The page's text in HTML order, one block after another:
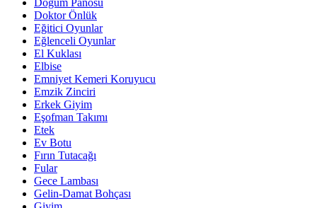
Doktor Önlük
Eğitici Oyunlar
Eğlenceli Oyunlar
El Kuklası
Elbise
Emniyet Kemeri Koruyucu
Emzik Zinciri
Erkek Giyim
Eşofman Takımı
Etek
Ev Botu
Fırın Tutacağı
Fular
Gece Lambası
Gelin-Damat Bohçası